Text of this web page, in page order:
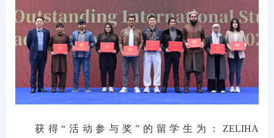
获得“活动参与奖”的留学生为：ZELIHA